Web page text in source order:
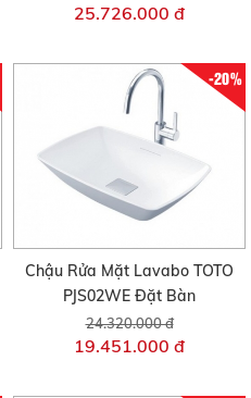
25.726.000 đ
-20%
Chậu Rửa Mặt Lavabo TOTO
PJS02WE Đặt Bàn
24.320.000 đ
19.451.000 đ